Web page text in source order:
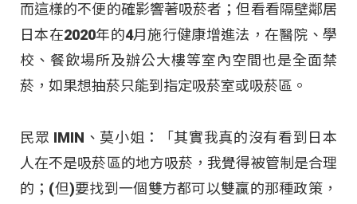
而這樣的不便的確影響著吸菸者；但看看隔壁鄰居
日本在2020年的4月施行健康增進法，在醫院、學
校、餐飲場所及辦公大樓等室內空間也是全面禁
菸，如果想抽菸只能到指定吸菸室或吸菸區。
民眾 IMIN、莫小姐：「其實我真的沒有看到日本
人在不是吸菸區的地方吸菸，我覺得被管制是合理
的；(但)要找到一個雙方都可以雙贏的那種政策，